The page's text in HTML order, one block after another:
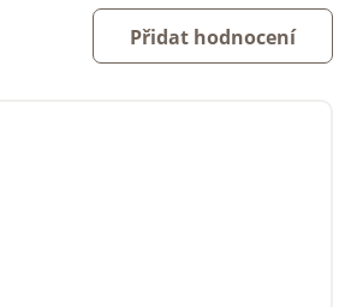
Přidat hodnocení